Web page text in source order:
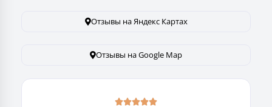
Отзывы на Яндекс Картах
Отзывы на Google Map
